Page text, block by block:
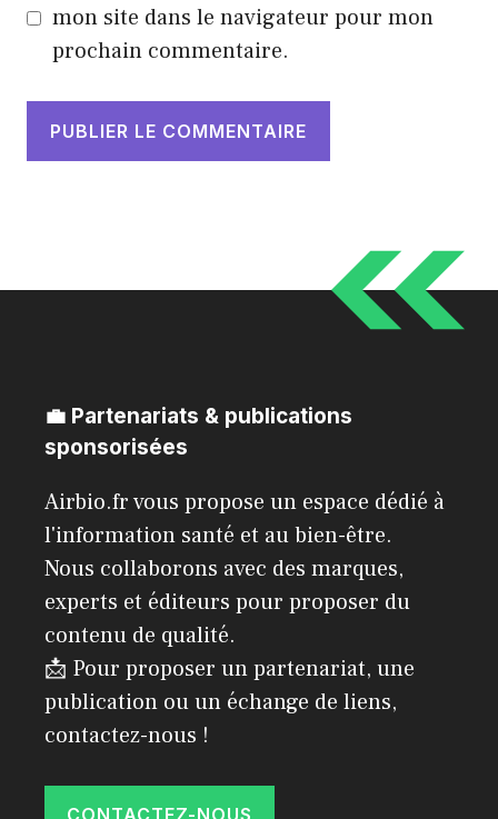
mon site dans le navigateur pour mon
prochain commentaire.
💼 Partenariats & publications
sponsorisées
Airbio.fr vous propose un espace dédié à
l'information santé et au bien-être.
Nous collaborons avec des marques,
experts et éditeurs pour proposer du
contenu de qualité.
📩 Pour proposer un partenariat, une
publication ou un échange de liens,
contactez-nous !
CONTACTEZ-NOUS